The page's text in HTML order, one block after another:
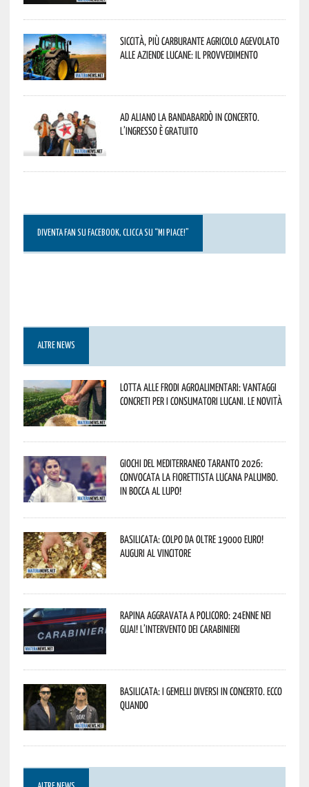
Siccità, più carburante agricolo agevolato
alle aziende lucane: il provvedimento
Ad Aliano la Bandabardò in concerto.
L’ingresso è gratuito
DIVENTA FAN SU FACEBOOK, CLICCA SU “MI PIACE!”
ALTRE NEWS
Lotta alle frodi agroalimentari: vantaggi
concreti per i consumatori lucani. Le novità
Giochi del Mediterraneo Taranto 2026:
convocata la fiorettista lucana Palumbo.
In bocca al lupo!
Basilicata: colpo da oltre 19000 Euro!
Auguri al vincitore
Rapina aggravata a Policoro: 24enne nei
guai! L’intervento dei Carabinieri
Basilicata: i Gemelli DiVersi in concerto. Ecco
quando